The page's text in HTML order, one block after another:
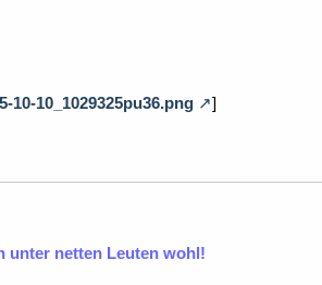
10-10_1029325pu36.png ]
unter netten Leuten wohl!